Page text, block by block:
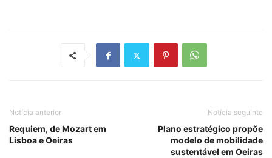
Notícia anterior
Requiem, de Mozart em
Lisboa e Oeiras
Notícia seguinte
Plano estratégico propõe
modelo de mobilidade
sustentável em Oeiras